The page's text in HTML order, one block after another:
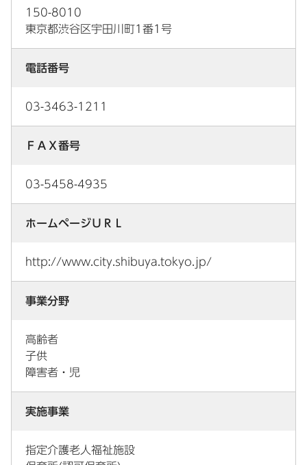
150-8010
東京都渋谷区宇田川町1番1号
電話番号
03-3463-1211
ＦＡＸ番号
03-5458-4935
ホームページＵＲＬ
http://www.city.shibuya.tokyo.jp/
事業分野
高齢者
子供
障害者・児
実施事業
指定介護老人福祉施設